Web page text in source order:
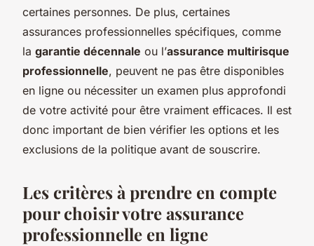
certaines personnes. De plus, certaines
assurances professionnelles spécifiques, comme
la garantie décennale ou l’assurance multirisque
professionnelle, peuvent ne pas être disponibles
en ligne ou nécessiter un examen plus approfondi
de votre activité pour être vraiment efficaces. Il est
donc important de bien vérifier les options et les
exclusions de la politique avant de souscrire.
Les critères à prendre en compte
pour choisir votre assurance
professionnelle en ligne